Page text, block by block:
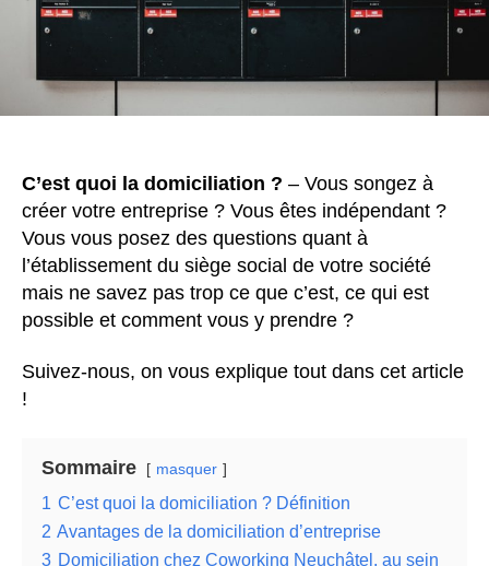
C’est quoi la domiciliation ? – Vous songez à
créer votre entreprise ? Vous êtes indépendant ?
Vous vous posez des questions quant à
l’établissement du siège social de votre société
mais ne savez pas trop ce que c’est, ce qui est
possible et comment vous y prendre ?
Suivez-nous, on vous explique tout dans cet article
!
Sommaire masquer
1 C’est quoi la domiciliation ? Définition
2 Avantages de la domiciliation d’entreprise
3 Domiciliation chez Coworking Neuchâtel, au sein